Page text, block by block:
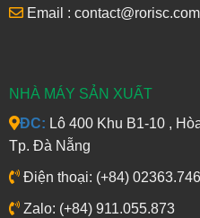
Email : contact@rorisc.com
NHÀ MÁY SẢN XUẤT
ĐC: Lô 400 Khu B1-10 ,
Tp. Đà Nẵng
Điện thoại: (+84)
Zalo: (+84) 911.055.873